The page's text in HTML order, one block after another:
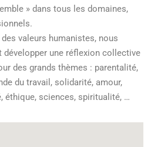
» dans tous les domaines,
valeurs humanistes, nous
une réflexion collective
des grands thèmes : parentalité,
du travail, solidarité, amour,
éthique, sciences, spiritualité, …